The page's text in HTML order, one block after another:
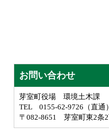
お問い合わせ
芽室町役場 環境土木課
TEL 0155-62-9726（直通）
〒082-8651 芽室町東2条